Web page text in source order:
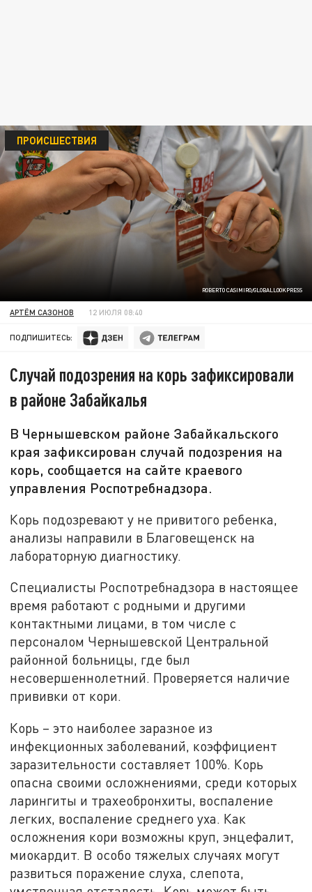
ROBERTO CASIMIRO/GLOBALLOOKPRESS
ПРОИСШЕСТВИЯ
АРТЁМ САЗОНОВ 12 ИЮЛЯ 08:40
ПОДПИШИТЕСЬ:
Случай подозрения на корь зафиксировали
в районе Забайкалья
В Чернышевском районе Забайкальского
края зафиксирован случай подозрения на
корь, сообщается на сайте краевого
управления Роспотребнадзора.
Корь подозревают у не привитого ребенка,
анализы направили в Благовещенск на
лабораторную диагностику.
Специалисты Роспотребнадзора в настоящее
время работают с родными и другими
контактными лицами, в том числе с
персоналом Чернышевской Центральной
районной больницы, где был
несовершеннолетний. Проверяется наличие
прививки от кори.
Корь – это наиболее заразное из
инфекционных заболеваний, коэффициент
заразительности составляет 100%. Корь
опасна своими осложнениями, среди которых
ларингиты и трахеобронхиты, воспаление
легких, воспаление среднего уха. Как
осложнения кори возможны круп, энцефалит,
миокардит. В особо тяжелых случаях могут
развиться поражение слуха, слепота,